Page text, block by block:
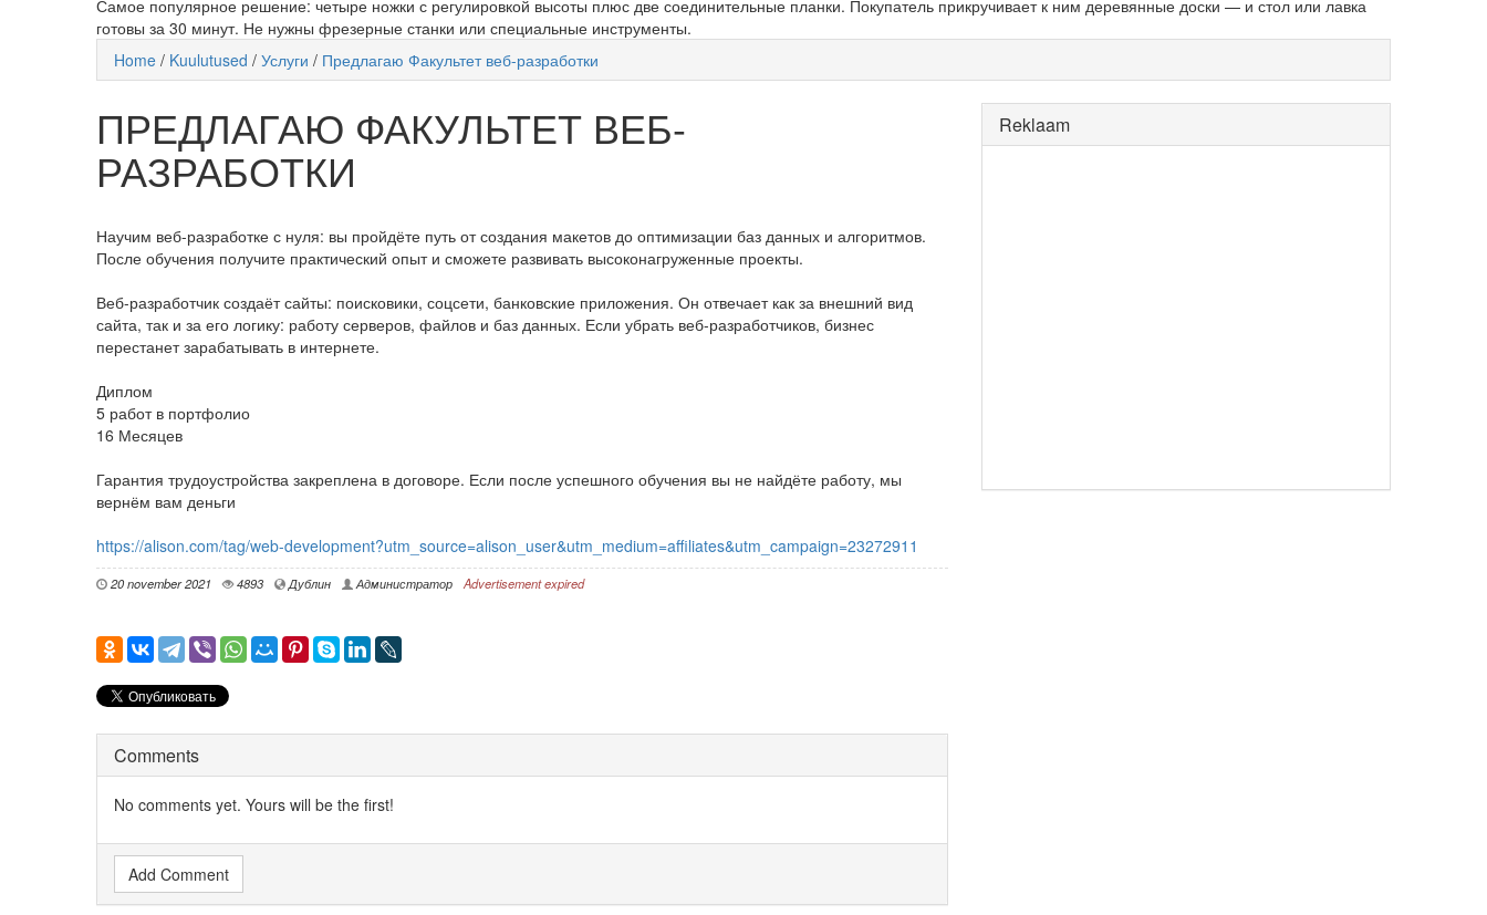
Самое популярное решение: четыре ножки с регулировкой высоты плюс две соединительные планки. Покупатель прикручивает к ним деревянные доски — и стол или лавка
готовы за 30 минут. Не нужны фрезерные станки или специальные инструменты.
Home / Kuulutused / Услуги / Предлагаю Факультет веб-разработки
ПРЕДЛАГАЮ ФАКУЛЬТЕТ ВЕБ-
РАЗРАБОТКИ
Научим веб-разработке с нуля: вы пройдёте путь от создания макетов до оптимизации баз данных и алгоритмов.
После обучения получите практический опыт и сможете развивать высоконагруженные проекты.
Веб-разработчик создаёт сайты: поисковики, соцсети, банковские приложения. Он отвечает как за внешний вид
сайта, так и за его логику: работу серверов, файлов и баз данных. Если убрать веб-разработчиков, бизнес
перестанет зарабатывать в интернете.
Диплом
5 работ в портфолио
16 Месяцев
Гарантия трудоустройства закреплена в договоре. Если после успешного обучения вы не найдёте работу, мы
вернём вам деньги
https://alison.com/tag/web-development?utm_source=alison_user&utm_medium=affiliates&utm_campaign=23272911
20 november 2021 4893 Дублин Администратор Advertisement expired
Comments
No comments yet. Yours will be the first!
Add Comment
Reklaam